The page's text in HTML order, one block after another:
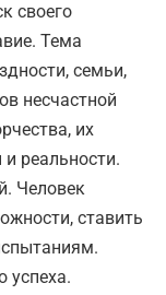
своего
Тема
семьи,
несчастной
их
реальности.
Человек
ставить
успеха.